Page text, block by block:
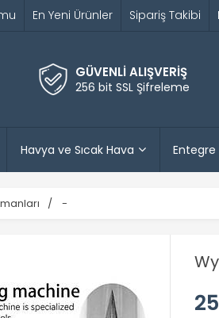
En Yeni Ürünler Sipariş Takibi
GÜVENLİ ALIŞVERİŞ
256 bit SSL Şifreleme
Havya ve Sıcak Hava Entegre
-